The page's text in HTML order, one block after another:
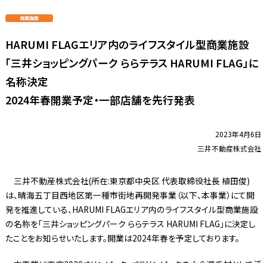
HARUMI FLAGエリア内のライフスタイル型商業施設
「三井ショッピングパーク ららテラス HARUMI FLAG」に
名称決定
2024年春開業予定・一部店舗を先行発表
2023年4月6日
三井不動産株式会社
三井不動産株式会社(所在:東京都中央区 代表取締役社長 植田俊)
は、晴海五丁目西地区第一種市街地再開発事業（以下、本事業）にて開
発を推進している、HARUMI FLAGエリア内のライフスタイル型商業施設
の名称を「三井ショッピングパーク ららテラス HARUMI FLAG」に決定し
たことをお知らせいたします。開業は2024年春を予定しております。